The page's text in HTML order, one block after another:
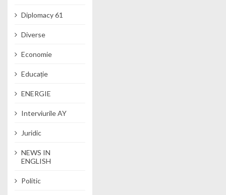
Diplomacy 61
Diverse
Economie
Educație
ENERGIE
Interviurile AY
Juridic
NEWS IN
ENGLISH
Politic